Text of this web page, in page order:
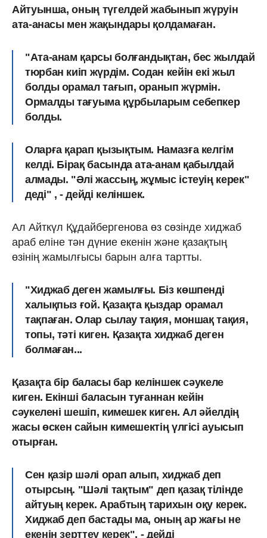
Айтуынша, оның түгелдей жабынып жүруін
ата-анасы мен жақындары қолдамаған.
"Ата-анам қарсы болғандықтан, бес жылдай
тюрбан киіп жүрдім. Содан кейін екі жыл
болды орамал тағып, оранып жүрмін.
Ормалды тағуыма құрбыларым себепкер
болды.
Оларға қарап қызықтым. Намазға келгім
келді. Бірақ басында ата-анам қабылдай
алмады. "Әлі жассың, жұмыс істеуің керек"
деді" , - дейді келіншек.
Ал Айткүл Құдайбергенова өз сөзінде хиджаб
араб еліне тән дүние екенін және қазақтың
өзінің жамылғысы барын алға тартты.
"Хиджаб деген жамылғы. Біз көшпенді
халықпыз ғой. Қазақта қыздар орамал
тақпаған. Олар сылау тақия, моншақ тақия,
топы, тәті киген. Қазақта хиджаб деген
болмаған...
Қазақта бір баласы бар келіншек сәукеле
киген. Екінші баласын туғаннан кейін
сәукелені шешіп, кимешек киген. Ал әйелдің
жасы өскен сайын кимешектің үлгісі ауысып
отырған.
Сен қазір шәлі орап алып, хиджаб деп
отырсың. "Шәлі тақтым" деп қазақ тілінде
айтуың керек. Арабтың тарихын оқу керек.
Хиджаб деп бастады ма, оның ар жағы не
екенін зерттеу керек", - дейді